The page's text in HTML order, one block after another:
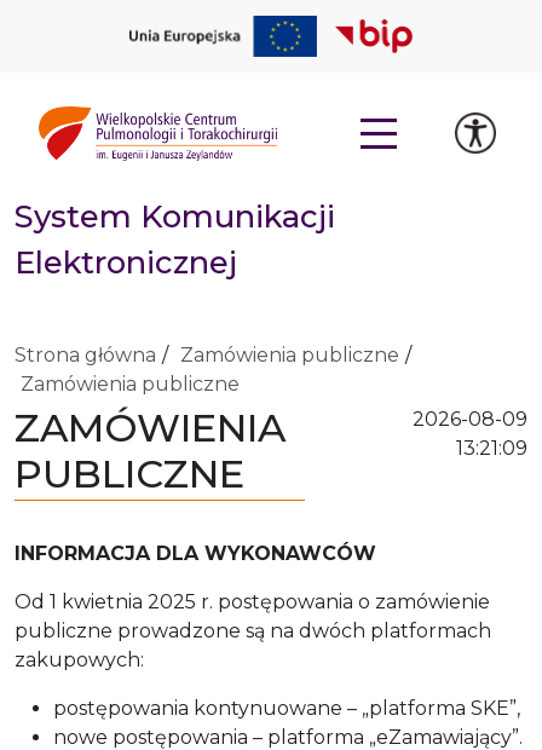
System Komunikacji
Elektronicznej
Strona główna
Zamówienia publiczne
Zamówienia publiczne
ZAMÓWIENIA
PUBLICZNE
2026-08-09
13:21:10
INFORMACJA DLA WYKONAWCÓW
Od 1 kwietnia 2025 r. postępowania o zamówienie
publiczne prowadzone są na dwóch platformach
zakupowych:
postępowania kontynuowane – „platforma SKE”,
nowe postępowania – platforma „eZamawiający”.